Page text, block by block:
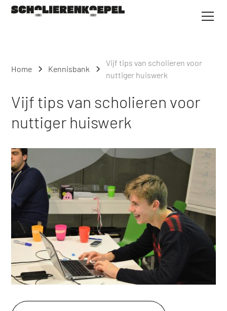
Home Kennisbank
Vijf tips van scholieren voor
nuttiger huiswerk
Vijf tips van scholieren voor
nuttiger huiswerk